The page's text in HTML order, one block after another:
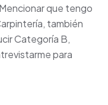
que tengo
también
Categoría B,
para